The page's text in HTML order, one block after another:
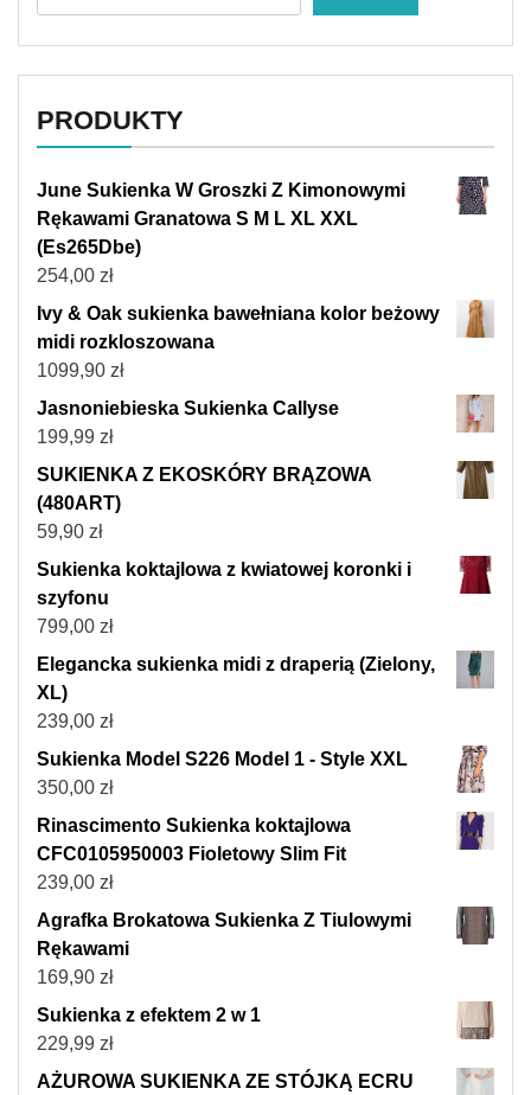
PRODUKTY
June Sukienka W Groszki Z Kimonowymi
Rękawami Granatowa S M L XL XXL
(Es265Dbe)
254,00 zł
Ivy & Oak sukienka bawełniana kolor beżowy
midi rozkloszowana
1099,90 zł
Jasnoniebieska Sukienka Callyse
199,99 zł
SUKIENKA Z EKOSKÓRY BRĄZOWA
(480ART)
59,90 zł
Sukienka koktajlowa z kwiatowej koronki i
szyfonu
799,00 zł
Elegancka sukienka midi z draperią (Zielony,
XL)
239,00 zł
Sukienka Model S226 Model 1 - Style XXL
350,00 zł
Rinascimento Sukienka koktajlowa
CFC0105950003 Fioletowy Slim Fit
239,00 zł
Agrafka Brokatowa Sukienka Z Tiulowymi
Rękawami
169,90 zł
Sukienka z efektem 2 w 1
229,99 zł
AŻUROWA SUKIENKA ZE STÓJKĄ ECRU